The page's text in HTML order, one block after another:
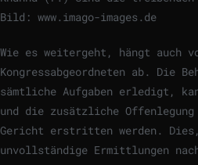
Bild: www.imago-images.de
Wie es weitergeht, hängt auch
Kongressabgeordneten ab. Die
sämtliche Aufgaben erledigt,
und die zusätzliche Offenlegung
Gericht erstritten werden.
unvollständige Ermittlungen